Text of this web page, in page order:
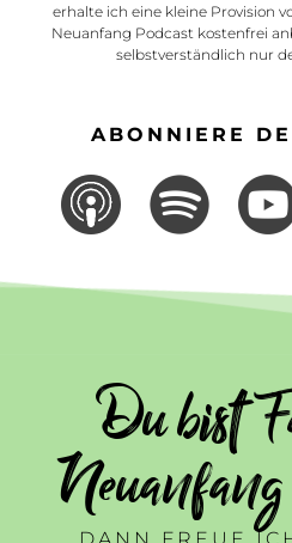
erhalte ich eine kleine Provision
Neuanfang Podcast kostenfrei
selbstverständlich nur
ABONNIERE
Du bist